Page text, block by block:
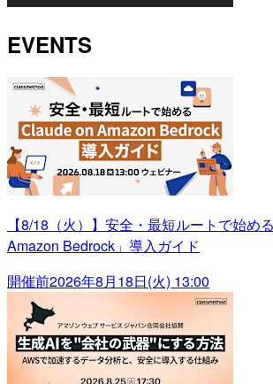
EVENTS
【8/18（火）】安全・最短ルートで始め
Amazon Bedrock」導入ガイド
開催前2026年8月18日(火) 13:00